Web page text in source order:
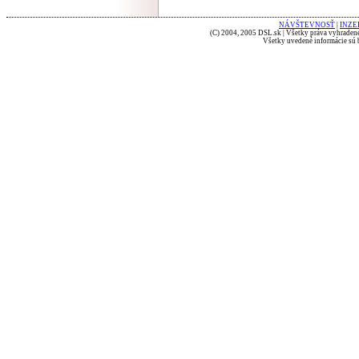
NÁVŠTEVNOSŤ
(C) 2004, 2005 DSL.sk | Všetky práva
Všetky uvedené informácie sú